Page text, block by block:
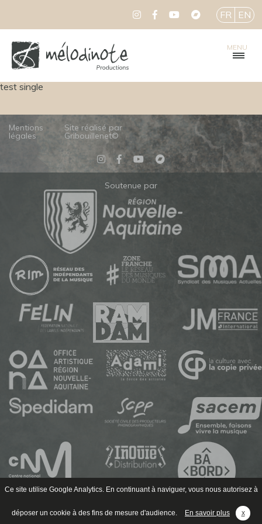
Ce site utilise Google Analytics. En continuant à naviguer, vous nous autorisez à
déposer un cookie à des fins de mesure d'audience. En savoir plus x
MENU
FR EN
test single
Mentions
légales
Site réalisé par
Gribouillenet©
Soutenue par